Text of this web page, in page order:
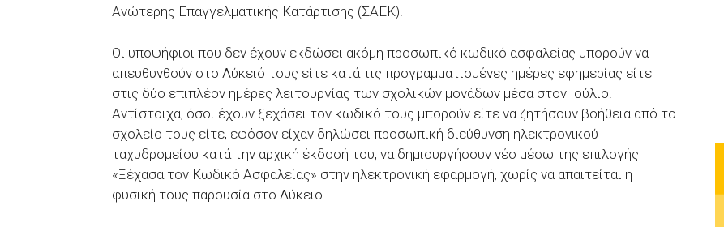
Ανώτερης Επαγγελματικής Κατάρτισης (ΣΑΕΚ).
Οι υποψήφιοι που δεν έχουν εκδώσει ακόμη προσωπικό κωδικό ασφαλείας μπορούν να
απευθυνθούν στο Λύκειό τους είτε κατά τις προγραμματισμένες ημέρες εφημερίας είτε
στις δύο επιπλέον ημέρες λειτουργίας των σχολικών μονάδων μέσα στον Ιούλιο.
Αντίστοιχα, όσοι έχουν ξεχάσει τον κωδικό τους μπορούν είτε να ζητήσουν βοήθεια από το
σχολείο τους είτε, εφόσον είχαν δηλώσει προσωπική διεύθυνση ηλεκτρονικού
ταχυδρομείου κατά την αρχική έκδοσή του, να δημιουργήσουν νέο μέσω της επιλογής
«Ξέχασα τον Κωδικό Ασφαλείας» στην ηλεκτρονική εφαρμογή, χωρίς να απαιτείται η
φυσική τους παρουσία στο Λύκειο.